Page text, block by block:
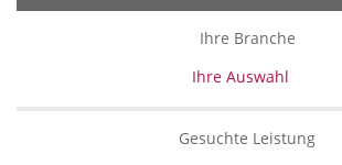
Ihre Branche
Ihre Auswahl
Gesuchte Leistung